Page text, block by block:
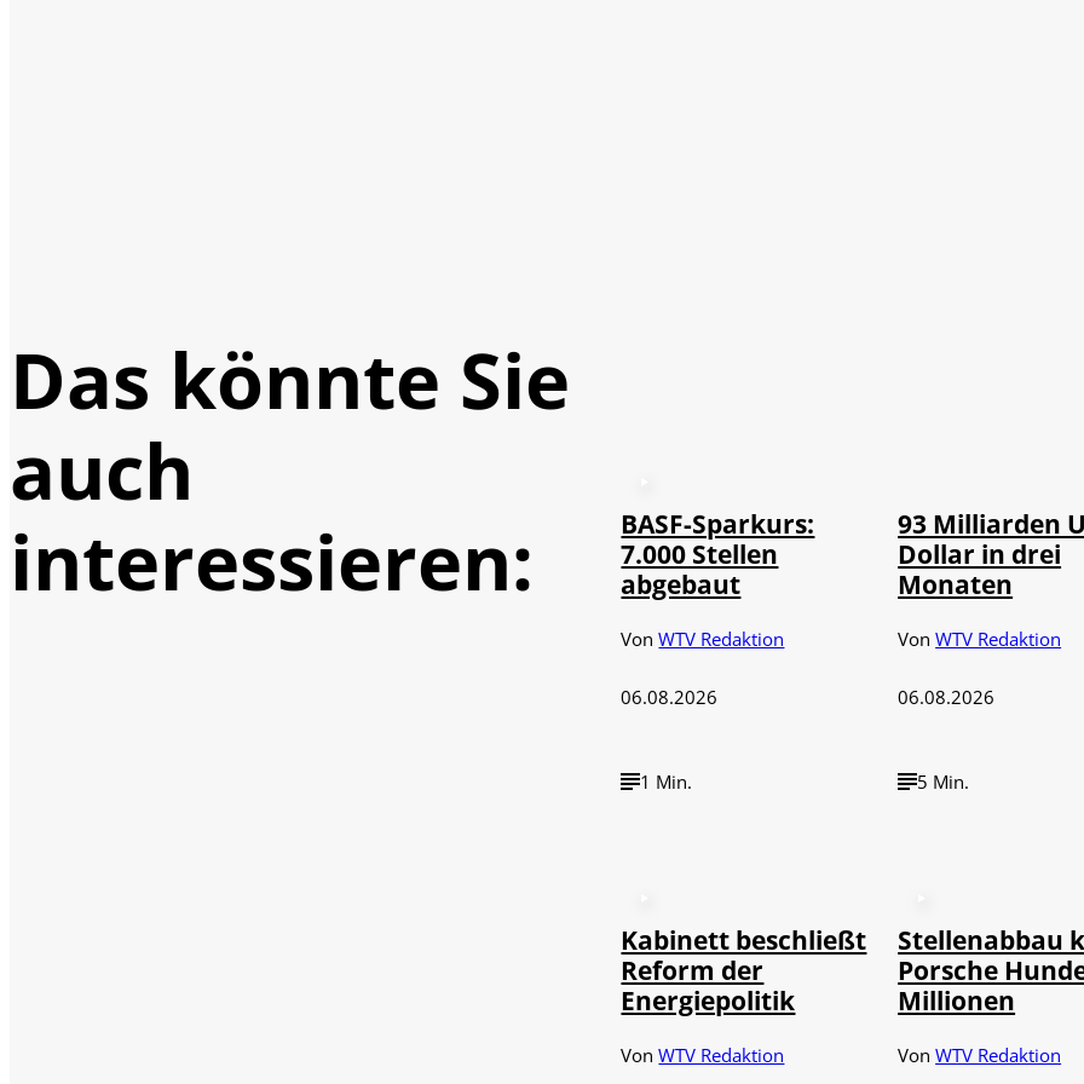
Das könnte Sie
auch
interessieren:
BASF-Sparkurs:
7.000 Stellen
abgebaut
VonWTV Redaktion
06.08.2026
1 Min.
93 Milliarden
Dollar in drei
Monaten
VonWTV Redaktion
06.08.2026
5 Min.
Kabinett beschließt
Reform der
Energiepolitik
VonWTV Redaktion
Stellenabbau
Porsche
Millionen
VonWTV Redaktion